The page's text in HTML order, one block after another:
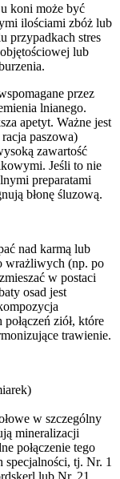
koni może być
ilościami zbóż lub
przypadkach stres
lub
przez
lnianego.
apetyt. Ważne jest
paszowa)
zawartość
Jeśli to nie
preparatami
błonę śluzową.
nad karmą lub
wrażliwych (np. po
w postaci
osad jest
ziół, które
trawienie.
w szczególny
mineralizacji
połączenie tego
specjalności, tj. Nr. 1
lub Nr. 21